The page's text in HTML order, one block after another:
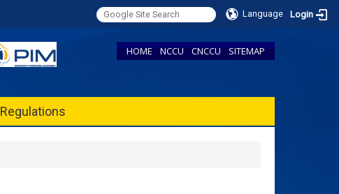
Language Login
HOME NCCU CNCCU SITEMAP
Regulations